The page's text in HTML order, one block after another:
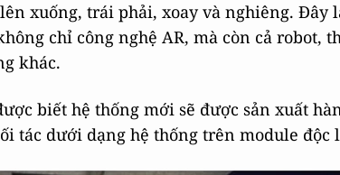
xuống, trái phải, xoay và nghiêng. Đây
chỉ công nghệ AR, mà còn cả robot,
khác.
biết hệ thống mới sẽ được sản xuất
tác dưới dạng hệ thống trên module độc